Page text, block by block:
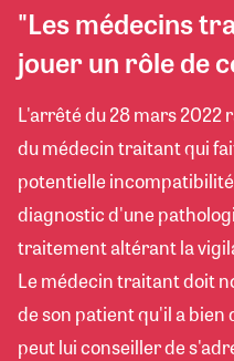
"Les médecins
jouer un rôle de
L'arrêté du 28 mars
du médecin traitant qui
potentielle
diagnostic d'une
traitement altérant la
Le médecin traitant doit
de son patient qu'il a
peut lui conseiller de